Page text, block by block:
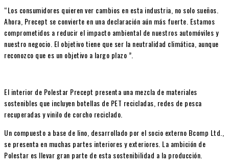
“Los consumidores quieren ver cambios en esta industria, no solo sueños.
Ahora, Precept se convierte en una declaración aún más fuerte. Estamos
comprometidos a reducir el impacto ambiental de nuestros automóviles y
nuestro negocio. El objetivo tiene que ser la neutralidad climática, aunque
reconozco que es un objetivo a largo plazo ”.
El interior de Polestar Precept presenta una mezcla de materiales
sostenibles que incluyen botellas de PET recicladas, redes de pesca
recuperadas y vinilo de corcho reciclado.
Un compuesto a base de lino, desarrollado por el socio externo Bcomp Ltd.,
se presenta en muchas partes interiores y exteriores. La ambición de
Polestar es llevar gran parte de esta sostenibilidad a la producción.